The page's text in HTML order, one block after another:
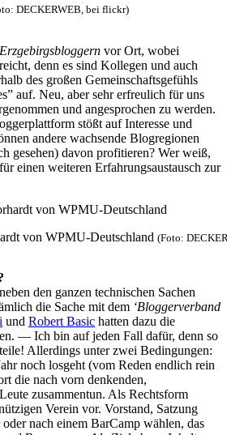
DECKERWEB, bei flickr)
Erzgebirgsbloggern vor Ort, wobei
denn es sind Kollegen und auch
des großen Gemeinschaftsgefühls
auf. Neu, aber sehr erfreulich für uns
und angesprochen zu werden.
stößt auf Interesse und
andere wachsende Blogregionen
gesehen) davon profitieren? Wer weiß,
einen weiteren Erfahrungsaustausch zur
von WPMU-Deutschland (Foto:
den ganzen technischen Sachen
die Sache mit dem ‘Bloggerverband
und Robert Basic hatten dazu die
— Ich bin auf jeden Fall dafür, denn so
Allerdings unter zwei Bedingungen:
noch losgeht (vom Reden endlich rein
die nach vorn denkenden,
zusammentun. Als Rechtsform
Verein vor. Vorstand, Satzung
nach einem BarCamp wählen, das